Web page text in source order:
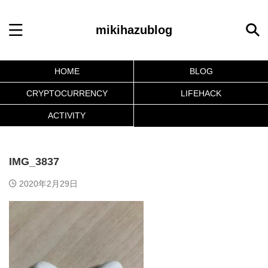
mikihazublog
HOME BLOG
CRYPTOCURRENCY LIFEHACK
ACTIVITY
IMG_3837
2020年2月29日